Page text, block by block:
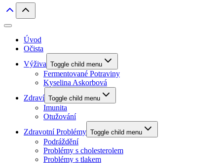
Úvod
Očista
Výživa Toggle child menu
Fermentované Potraviny
Kyselina Askorbová
Zdraví Toggle child menu
Imunita
Otužování
Zdravotní Problémy Toggle child menu
Podráždění
Problémy s cholesterolem
Problémy s tlakem